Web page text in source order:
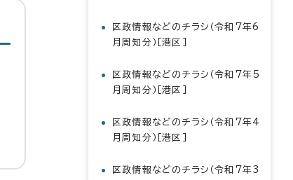
区政情報などのチラシ（令和7年6
月周知分）［港区］
区政情報などのチラシ（令和7年5
月周知分）［港区］
区政情報などのチラシ（令和7年4
月周知分）［港区］
区政情報などのチラシ（令和7年3